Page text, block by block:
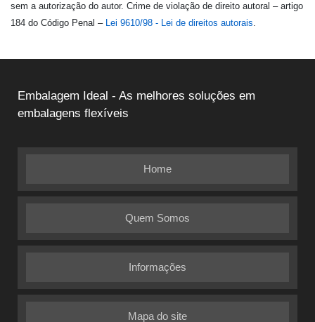
sem a autorização do autor. Crime de violação de direito autoral – artigo
184 do Código Penal – Lei 9610/98 - Lei de direitos autorais.
Embalagem Ideal - As melhores soluções em
embalagens flexíveis
Home
Quem Somos
Informações
Mapa do site